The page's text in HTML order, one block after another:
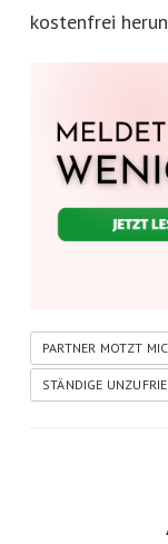
kostenfrei
PARTNER MOTZT
STÄNDIGE